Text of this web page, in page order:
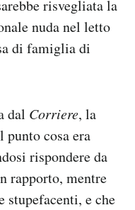
risvegliata la
nuda nel letto
di famiglia di
dal Corriere, la
punto cosa era
rispondere da
rapporto, mentre
stupefacenti, e che